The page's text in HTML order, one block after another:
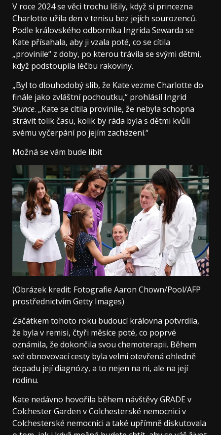
V roce 2024 se věci trochu lišily, když si princezna
Charlotte užila den v tenisu bez jejích sourozenců.
Podle královského odborníka Ingrida Sewarda se
Kate přísahala, aby ji vzala poté, co se cítila
„provinile“ z doby, po kterou trávila se svými dětmi,
když podstoupila léčbu rakoviny.
„Byl to dlouhodobý slib, že Kate vezme Charlotte do
finále jako zvláštní pochoutku,“ prohlásil Ingrid
Slunce. „Kate se cítila provinile, že nebyla schopna
strávit tolik času, kolik by ráda byla s dětmi kvůli
svému vyčerpání po jejím zacházení.“
Možná se vám bude líbit
(Obrázek kredit: Fotografie Aaron Chown/Pool/AFP
prostřednictvím Getty Images)
Začátkem tohoto roku budoucí královna potvrdila,
že byla v remisi, čtyři měsíce poté, co poprvé
oznámila, že dokončila svou chemoterapii. Během
své obnovovací cesty byla velmi otevřená ohledně
dopadu její diagnózy, a to nejen na ni, ale na její
rodinu.
Kate nedávno hovořila během návštěvy GRADE v
Colchester Garden v Colchesterské nemocnici v
Colchesterské nemocnici a také upřímně diskutovala